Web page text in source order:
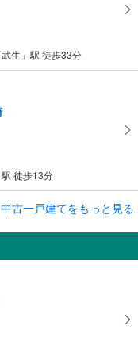
生」駅 徒歩33分
徒歩13分
ふ」駅から29300m
中古一戸建てをもっと見る